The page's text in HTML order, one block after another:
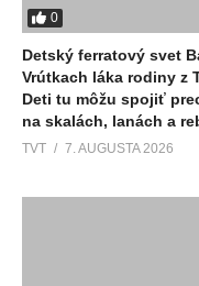
0
Detský ferratový svet
Vrútkach láka rodiny z
Deti tu môžu spojiť
na skalách, lanách a
TVT 7. AUGUSTA 2026